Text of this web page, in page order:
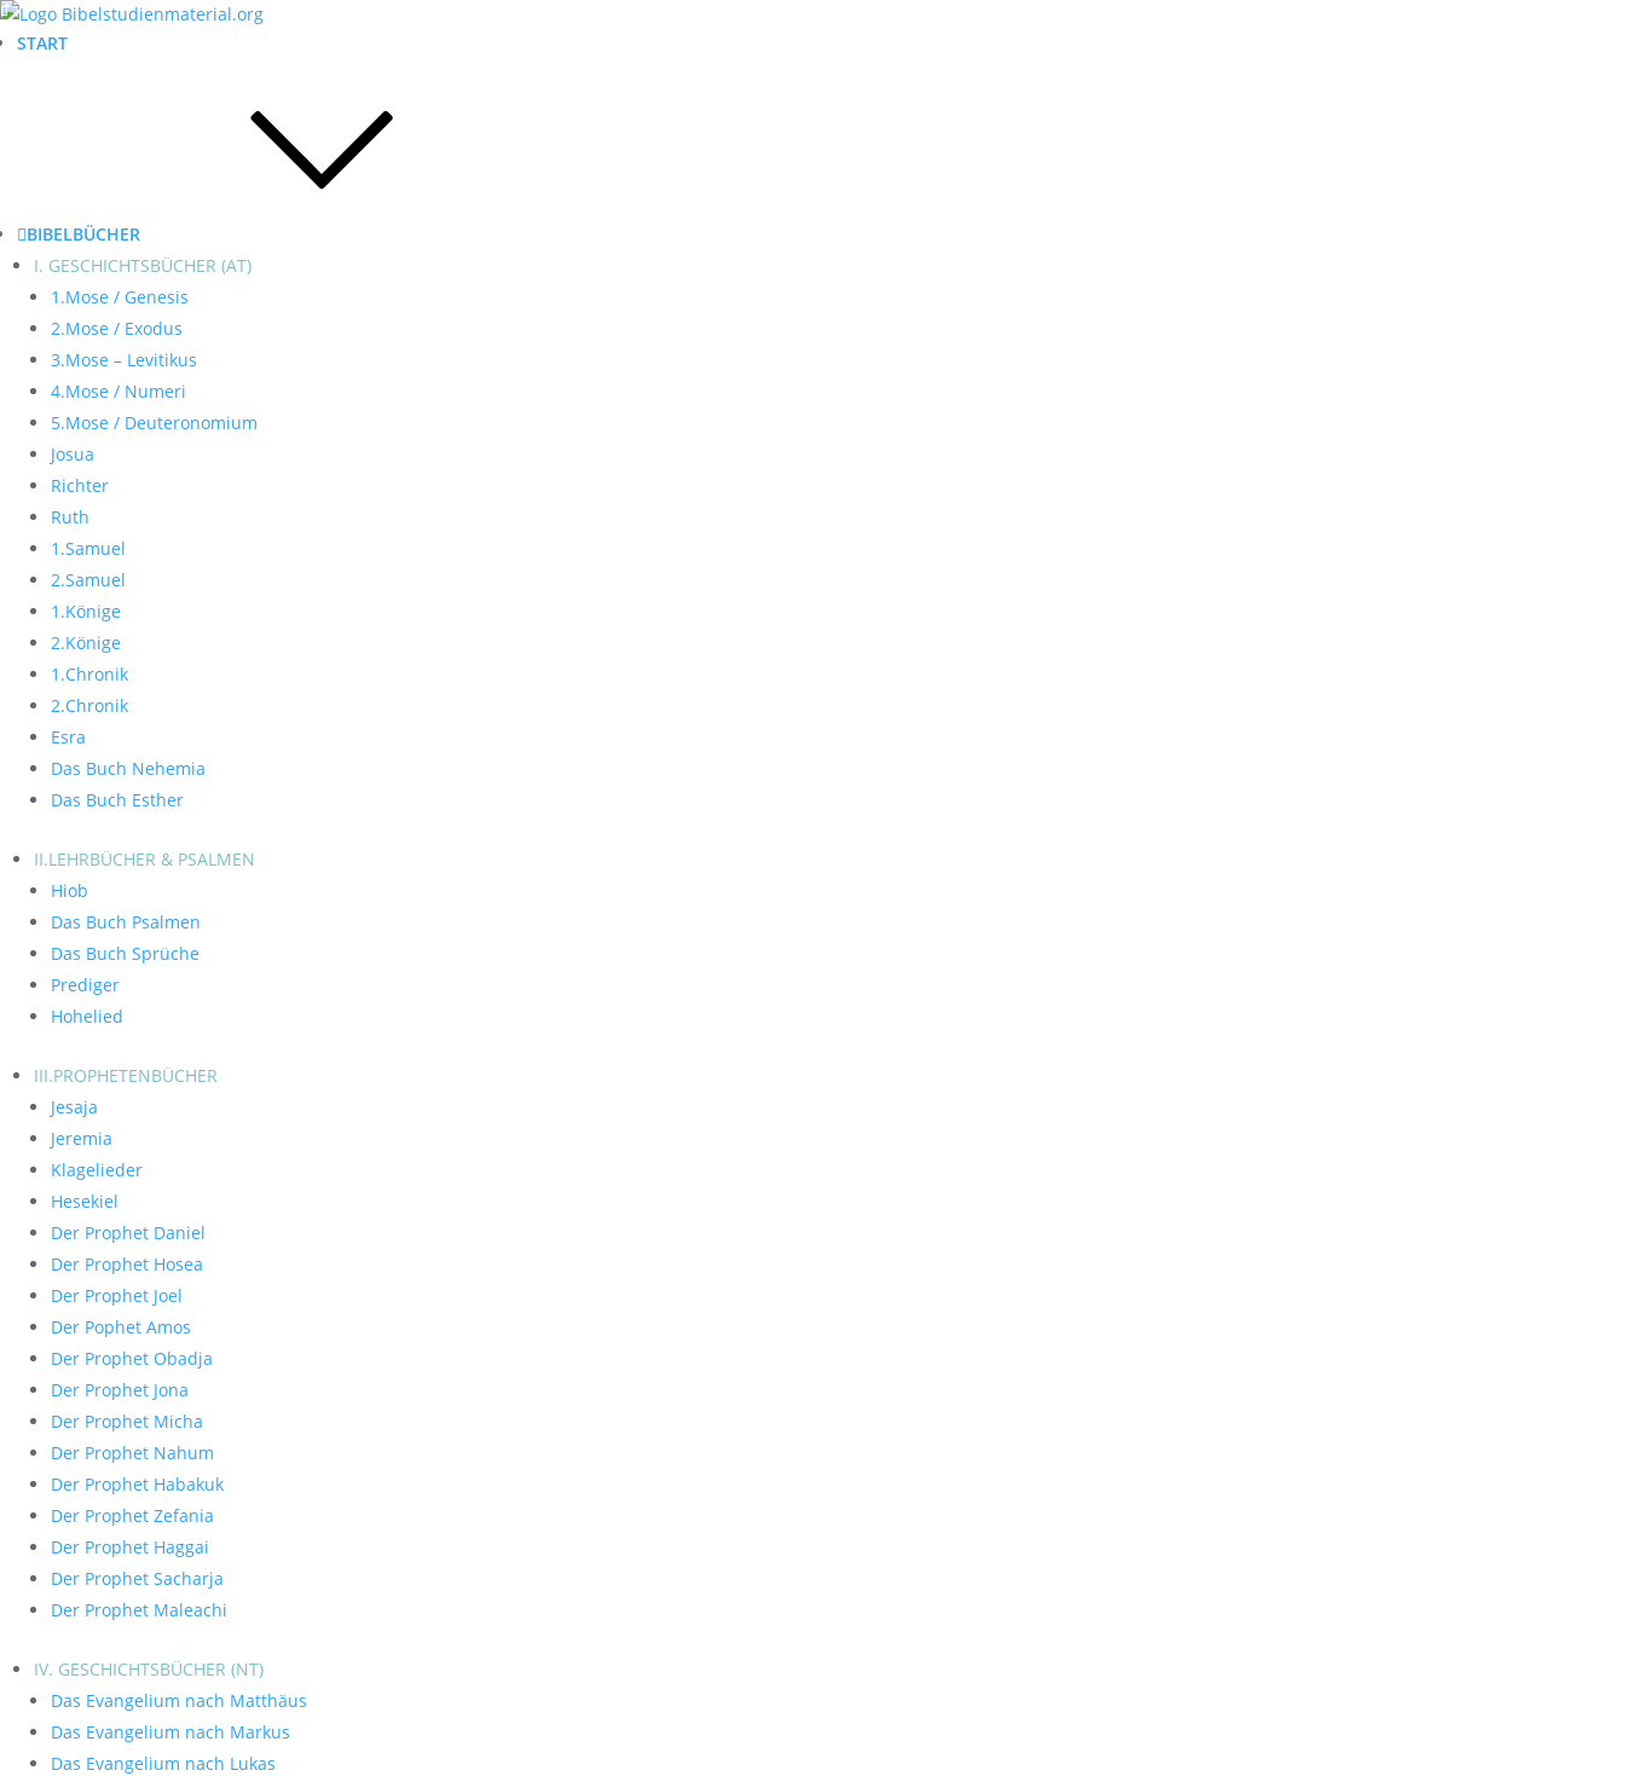
START
BIBELBÜCHER
I. GESCHICHTSBÜCHER (AT)
1.Mose / Genesis
2.Mose / Exodus
3.Mose – Levitikus
4.Mose / Numeri
5.Mose / Deuteronomium
Josua
Richter
Ruth
1.Samuel
2.Samuel
1.Könige
2.Könige
1.Chronik
2.Chronik
Esra
Das Buch Nehemia
Das Buch Esther
II.LEHRBÜCHER & PSALMEN
Hiob
Das Buch Psalmen
Das Buch Sprüche
Prediger
Hohelied
III.PROPHETENBÜCHER
Jesaja
Jeremia
Klagelieder
Hesekiel
Der Prophet Daniel
Der Prophet Hosea
Der Prophet Joel
Der Pophet Amos
Der Prophet Obadja
Der Prophet Jona
Der Prophet Micha
Der Prophet Nahum
Der Prophet Habakuk
Der Prophet Zefania
Der Prophet Haggai
Der Prophet Sacharja
Der Prophet Maleachi
IV. GESCHICHTSBÜCHER (NT)
Das Evangelium nach Matthäus
Das Evangelium nach Markus
Das Evangelium nach Lukas